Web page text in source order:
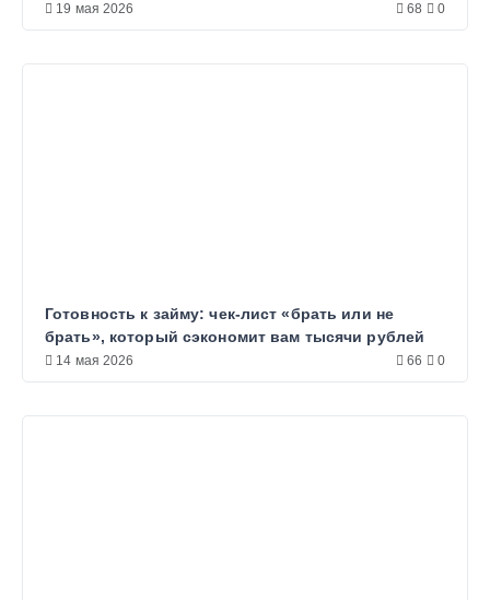
19 мая 2026 68 0
Готовность к займу: чек-лист «брать или не
брать», который сэкономит вам тысячи рублей
14 мая 2026 66 0